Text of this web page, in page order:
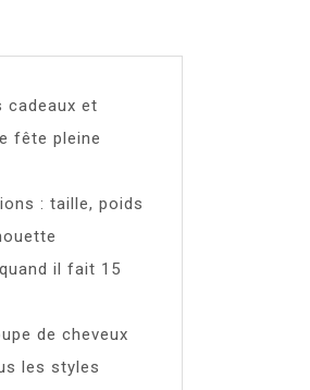
cadeaux et
fête pleine
: taille, poids
il fait 15
de cheveux
les styles